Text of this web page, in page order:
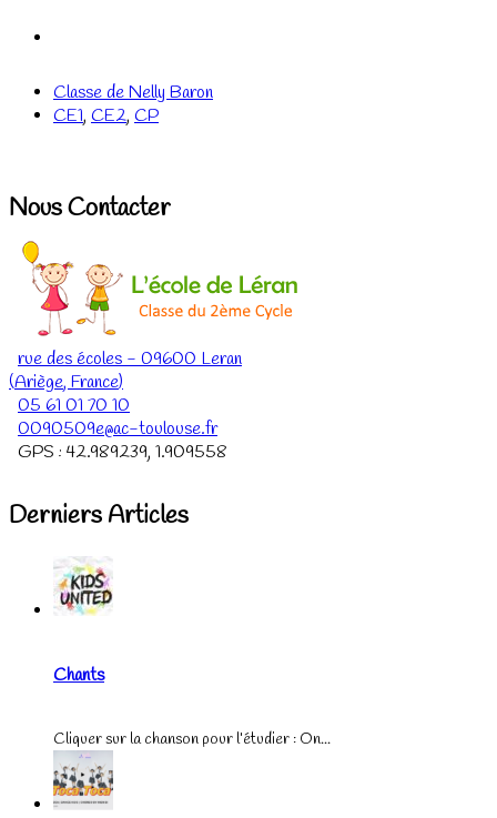
Classe de Nelly Baron
CE1, CE2, CP
Nous Contacter
rue des écoles - 09600 Leran
(Ariège, France)
05 61 01 70 10
0090509e@ac-toulouse.fr
GPS : 42.989239, 1.909558
Derniers Articles
Chants
Cliquer sur la chanson pour l’étudier : On...